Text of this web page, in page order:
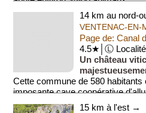
14 km au nord-
VENTENAC-EN-
Page de: Canal
4.5★│Ⓛ
Un château
Cette commune de 580
imposante cave coopérative
voie d'eau.
15 km à l'est →